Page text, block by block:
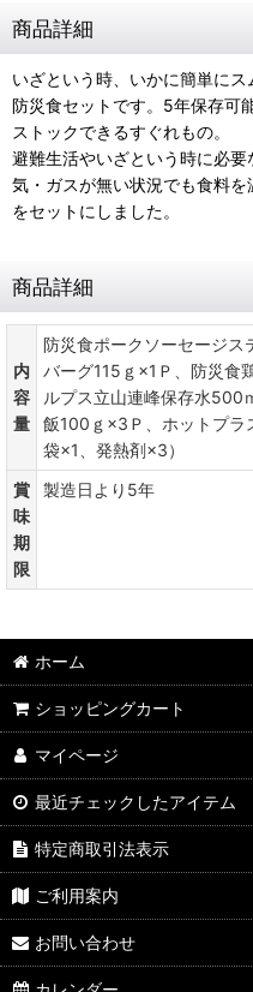
商品詳細
いざという時、いかに簡単に
防災食セットです。5年保存可
ストックできるすぐれもの。
避難生活やいざという時に必
気・ガスが無い状況でも食料
をセットにしました。
商品詳細
内
容
量
防災食ポークソーセージス
バーグ115ｇ×1Ｐ、防災食
ルプス立山連峰保存水500
飯100ｇ×3Ｐ、ホットプラ
袋×1、発熱剤×3）
賞
味
期
限
製造日より5年
ホーム
ショッピングカート
マイページ
最近チェックしたアイテム
特定商取引法表示
ご利用案内
お問い合わせ